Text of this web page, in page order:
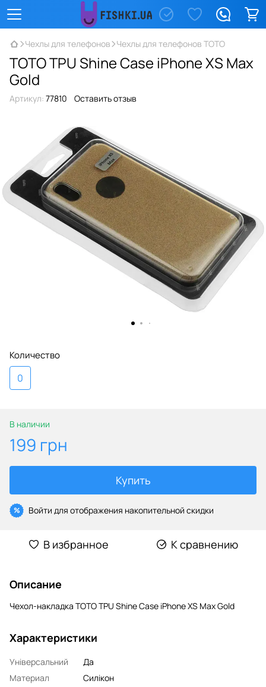
Чехлы для телефонов Чехлы для телефонов TOTO
TOTO TPU Shine Case iPhone XS Max
Gold
Артикул: 77810 Оставить отзыв
Количество
0
В наличии
199 грн
Купить
% Войти для отображения накопительной скидки
В избранное К сравнению
Описание
Чехол-накладка TOTO TPU Shine Case iPhone XS Max Gold
Характеристики
Універсальний
Да
Материал
Силікон